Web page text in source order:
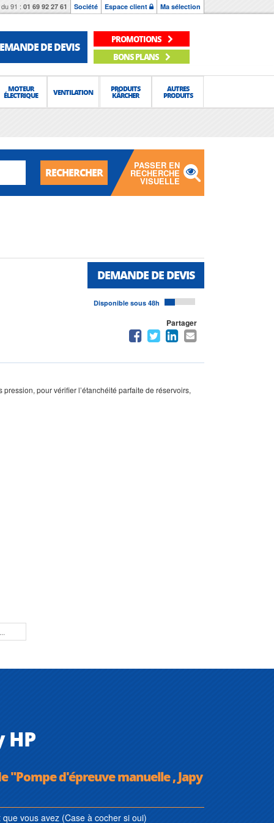
91 : 01 69 92 27 61 Société Espace client Ma sélection
DE DEVIS
PROMOTIONS
BONS PLANS
MOTEUR
ÉLECTRIQUE VENTILATION PRODUITS
KÄRCHER
AUTRES
PRODUITS
RECHERCHER
PASSER EN
RECHERCHE
VISUELLE
DEMANDE DE DEVIS
Disponible sous 48h
Partager
pour vérifier l’étanchéité parfaite de réservoirs,
HP
"Pompe d'épreuve manuelle , Japy
vous avez (Case à cocher si oui)